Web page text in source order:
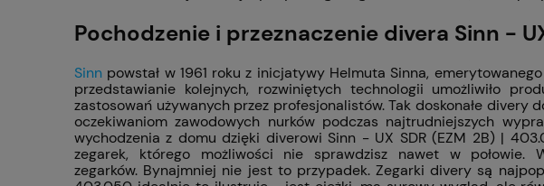
Pochodzenie i przeznaczenie divera Sinn -
Sinn powstał w 1961 roku z inicjatywy Helmuta Sinna,
przedstawianie kolejnych, rozwiniętych technologii umożliwiło
zastosowań używanych przez profesjonalistów. Tak doskonałe
oczekiwaniom zawodowych nurków podczas najtrudniejszych
wychodzenia z domu dzięki diverowi Sinn - UX SDR (EZM 2B) |
zegarek, którego możliwości nie sprawdzisz nawet w
zegarków. Bynajmniej nie jest to przypadek. Zegarki divery są